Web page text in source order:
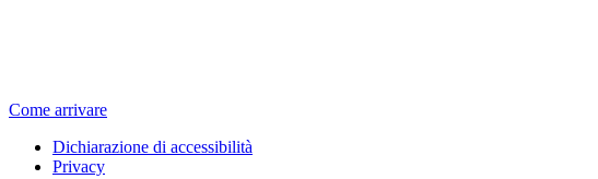
Come arrivare
Dichiarazione di accessibilità
Privacy